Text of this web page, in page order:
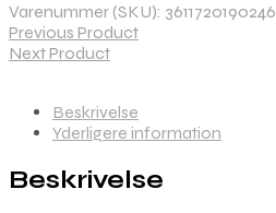
Varenummer (SKU): 3611720190246
Previous Product
Next Product
Beskrivelse
Yderligere information
Beskrivelse